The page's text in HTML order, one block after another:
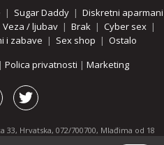
| Sugar Daddy| Diskretni aparmani
Veza / ljubav | Brak | Cyber sex |
i zabave | Sex shop | Ostalo
| Polica privatnosti | Marketing
Hrvatska, 072/700700, Mlađima od 18
stranice i svih njenih dijelova.